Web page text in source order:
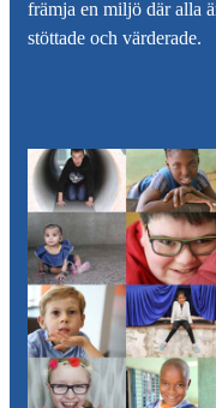
främja en miljö där alla
stöttade och värderade.